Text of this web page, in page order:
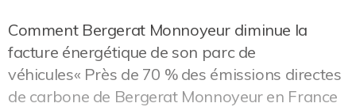
Comment Bergerat Monnoyeur diminue la
facture énergétique de son parc de
véhicules« Près de 70 % des émissions directes
de carbone de Bergerat Monnoyeur en France